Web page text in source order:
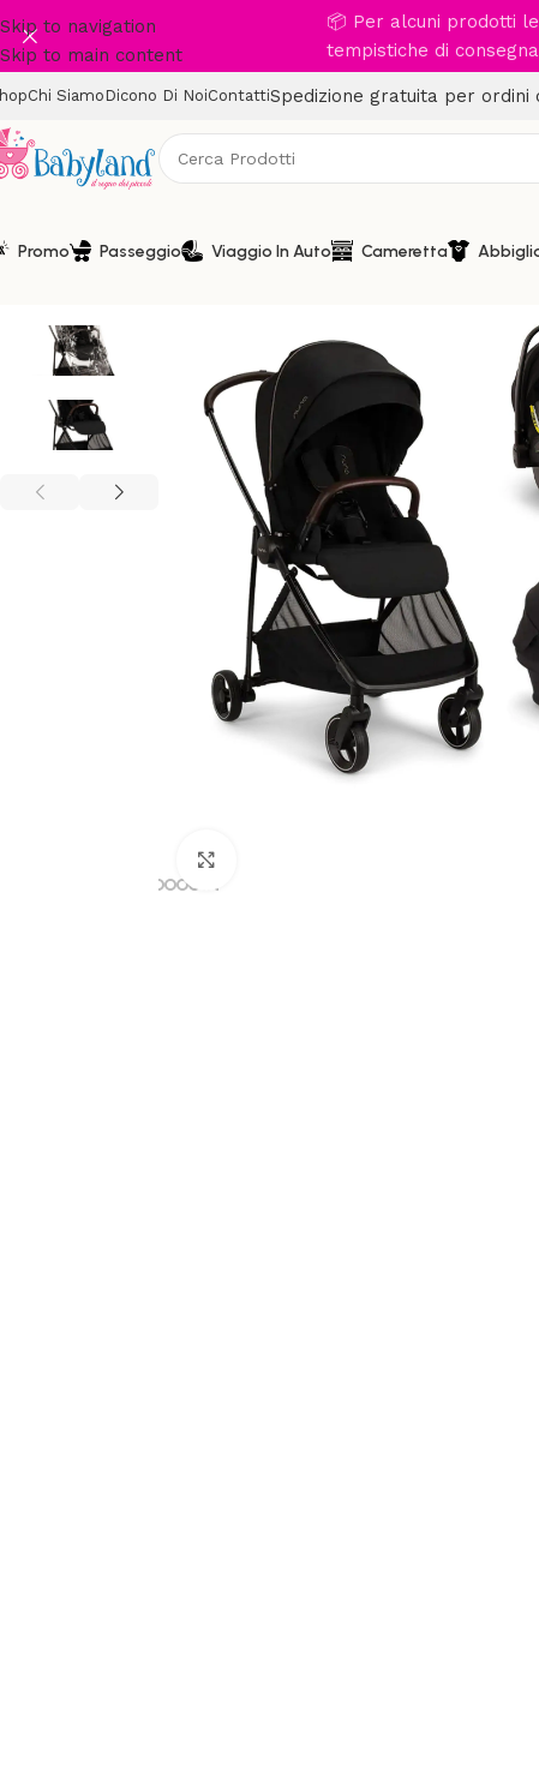
Skip to navigation
Skip to main content
📦 Per alcuni prodotti
tempistiche di
Chi Siamo Dicono Di NoiContattiSpedizione gratuita per ordini
Promo Passeggio Viaggio In Auto Cameretta